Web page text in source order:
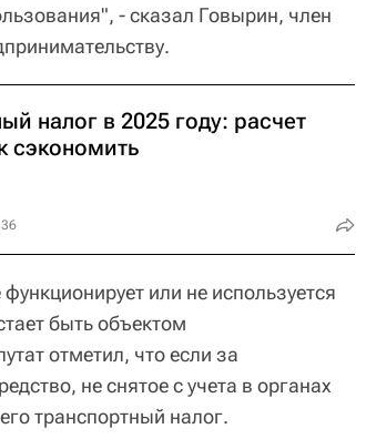
- сказал Говырин, член
налог в 2025 году: расчет
сэкономить
или не используется
быть объектом
отметил, что если за
не снятое с учета в органах
транспортный налог.